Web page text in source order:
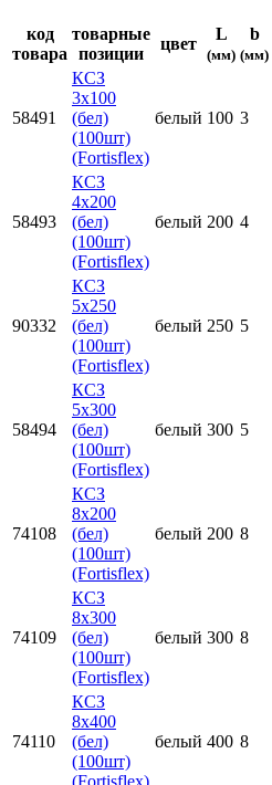
код
товара
товарные
позиции
цвет
L
(мм)
b
(мм)
58491
КСЗ
3x100
(бел)
(100шт)
(Fortisflex)
белый 100 3
58493
КСЗ
4x200
(бел)
(100шт)
(Fortisflex)
белый 200 4
90332
КСЗ
5х250
(бел)
(100шт)
(Fortisflex)
белый 250 5
58494
КСЗ
5x300
(бел)
(100шт)
(Fortisflex)
белый 300 5
74108
КСЗ
8x200
(бел)
(100шт)
(Fortisflex)
белый 200 8
74109
КСЗ
8x300
(бел)
(100шт)
(Fortisflex)
белый 300 8
74110
КСЗ
8x400
(бел)
(100шт)
белый 400 8